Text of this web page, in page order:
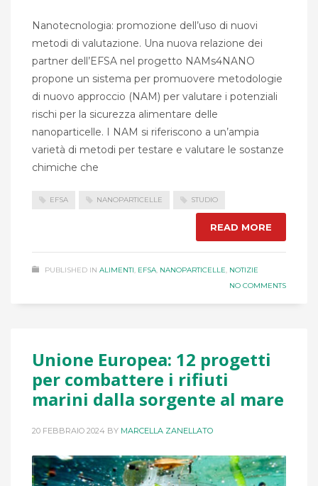
Nanotecnologia: promozione dell’uso di nuovi
metodi di valutazione. Una nuova relazione dei
partner dell’EFSA nel progetto NAMs4NANO
propone un sistema per promuovere metodologie
di nuovo approccio (NAM) per valutare i potenziali
rischi per la sicurezza alimentare delle
nanoparticelle. I NAM si riferiscono a un’ampia
varietà di metodi per testare e valutare le sostanze
chimiche che
EFSA NANOPARTICELLE STUDIO
READ MORE
PUBLISHED IN ALIMENTI, EFSA, NANOPARTICELLE, NOTIZIE
NO COMMENTS
Unione Europea: 12 progetti
per combattere i rifiuti
marini dalla sorgente al mare
20 FEBBRAIO 2024 BY MARCELLA ZANELLATO